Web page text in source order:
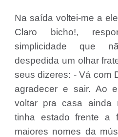
Na saída voltei-me a
Claro bicho!,
simplicidade que
despedida um olhar
seus dizeres: - Vá com
agradecer e sair. Ao
voltar pra casa ainda
tinha estado frente a
maiores nomes da